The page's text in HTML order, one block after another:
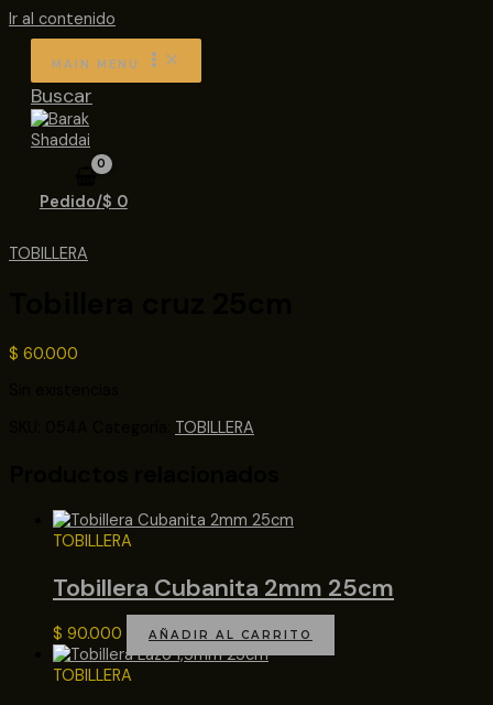
Ir al contenido
MAIN MENU
Buscar
Pedido/$ 0
TOBILLERA
$ 60.000
TOBILLERA
TOBILLERA
Tobillera Cubanita 2mm 25cm
$ 90.000 AÑADIR AL CARRITO
TOBILLERA